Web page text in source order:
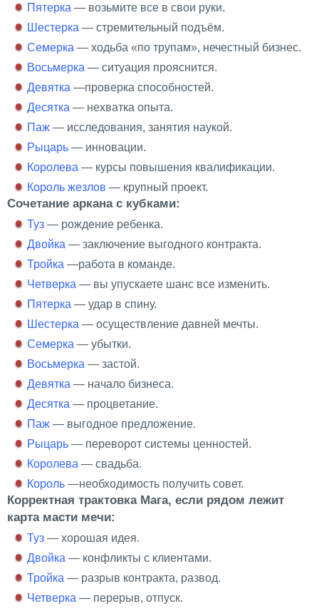
Пятерка — возьмите все в свои руки.
Шестерка — стремительный подъём.
Семерка — ходьба «по трупам», нечестный бизнес.
Восьмерка — ситуация прояснится.
Девятка —проверка способностей.
Десятка — нехватка опыта.
Паж — исследования, занятия наукой.
Рыцарь — инновации.
Королева — курсы повышения квалификации.
Король жезлов — крупный проект.
Сочетание аркана с кубками:
Туз — рождение ребенка.
Двойка — заключение выгодного контракта.
Тройка —работа в команде.
Четверка — вы упускаете шанс все изменить.
Пятерка — удар в спину.
Шестерка — осуществление давней мечты.
Семерка — убытки.
Восьмерка — застой.
Девятка — начало бизнеса.
Десятка — процветание.
Паж — выгодное предложение.
Рыцарь — переворот системы ценностей.
Королева — свадьба.
Король —необходимость получить совет.
Корректная трактовка Мага, если рядом лежит
карта масти мечи:
Туз — хорошая идея.
Двойка — конфликты с клиентами.
Тройка — разрыв контракта, развод.
Четверка — перерыв, отпуск.